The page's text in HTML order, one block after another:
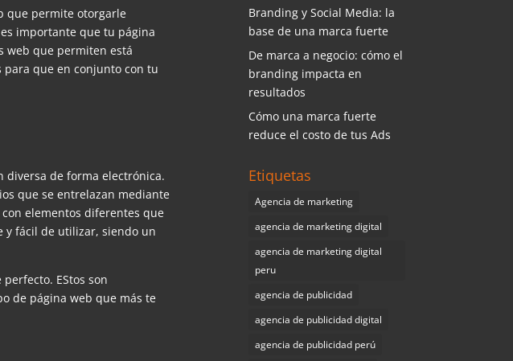
que permite otorgarle
importante que tu página
web que permiten está
que en conjunto con tu
diversa de forma electrónica.
que se entrelazan mediante
elementos diferentes que
y fácil de utilizar, siendo un
EStos son
de página web que más te
Branding y Social Media: la
base de una marca fuerte
De marca a negocio: cómo el
branding impacta en
resultados
Cómo una marca fuerte
reduce el costo de tus Ads
Etiquetas
Agencia de marketing
agencia de marketing digital
agencia de marketing digital
peru
agencia de publicidad
agencia de publicidad digital
agencia de publicidad perú